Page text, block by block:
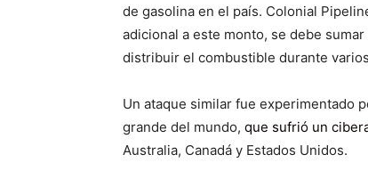
de gasolina en el país. Colonial
adicional a este monto, se debe
distribuir el combustible durante
Un ataque similar fue experimentado
grande del mundo, que sufrió un
Australia, Canadá y Estados Unidos.